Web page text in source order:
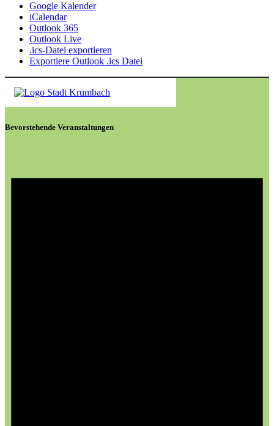
Google Kalender
iCalendar
Outlook 365
Outlook Live
.ics-Datei exportieren
Exportiere Outlook .ics Datei
Bevorstehende Veranstaltungen